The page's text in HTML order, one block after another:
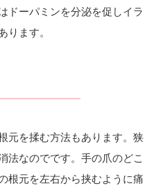
ドーパミンを分泌を促しイラ
ります。
元を揉む方法もあります。狭
法なのでです。手の爪のどこ
根元を左右から挟むように痛